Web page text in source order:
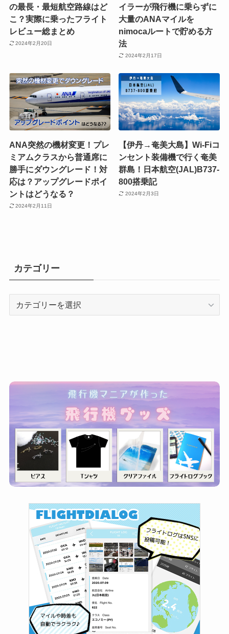
の最長・最短航空路線はど
こ？実際に乗ったフライト
レビュー総まとめ
2024年2月20日
イラーが飛行機に乗らずに
大量のANAマイルを
nimocaルートで貯める方
法
2024年2月17日
ANA突然の機材変更！プレ
ミアムクラスから普通席に
勝手にダウングレード！対
応は？アップグレードポイ
ントはどうなる？
2024年2月11日
【伊丹→奄美大島】Wi-Fiコ
ンセント装備機で行く奄美
群島！日本航空(JAL)B737-
800搭乗記
2024年2月3日
カテゴリー